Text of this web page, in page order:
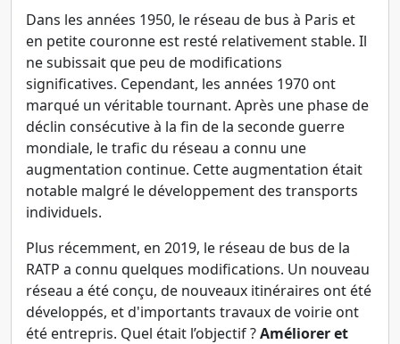
Dans les années 1950, le réseau de bus à Paris et
en petite couronne est resté relativement stable. Il
ne subissait que peu de modifications
significatives. Cependant, les années 1970 ont
marqué un véritable tournant. Après une phase de
déclin consécutive à la fin de la seconde guerre
mondiale, le trafic du réseau a connu une
augmentation continue. Cette augmentation était
notable malgré le développement des transports
individuels.
Plus récemment, en 2019, le réseau de bus de la
RATP a connu quelques modifications. Un nouveau
réseau a été conçu, de nouveaux itinéraires ont été
développés, et d'importants travaux de voirie ont
été entrepris. Quel était l’objectif ?Améliorer et